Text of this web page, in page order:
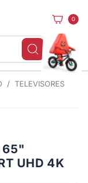
0
TELEVISORES
65"
UHD 4K